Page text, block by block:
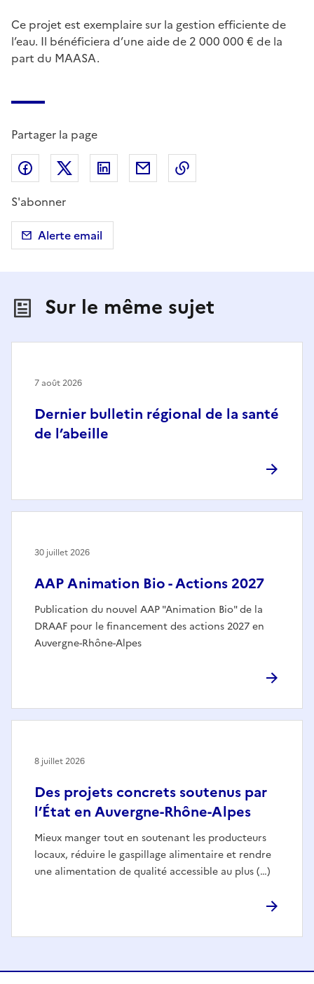
Ce projet est exemplaire sur la gestion efficiente de
l’eau. Il bénéficiera d’une aide de 2 000 000 € de la
part du MAASA.
Partager la page
Partager sur Facebook
Partager sur X (anciennement Twitter)
Partager sur LinkedIn
Partager par email
S'abonner
Alerte email
Sur le même sujet
Dernier bulletin régional de la santé
de l’abeille
7 août 2026
AAP Animation Bio - Actions 2027
Publication du nouvel AAP "Animation Bio" de la
DRAAF pour le financement des actions 2027 en
Auvergne-Rhône-Alpes
30 juillet 2026
Des projets concrets soutenus par
l’État en Auvergne-Rhône-Alpes
Mieux manger tout en soutenant les producteurs
locaux, réduire le gaspillage alimentaire et rendre
une alimentation de qualité accessible au plus (…)
8 juillet 2026